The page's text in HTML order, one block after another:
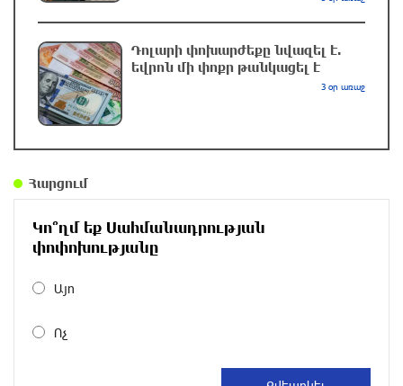
մեկ ժամ առաջ
Ինքնակամ կառույցները հաշվառելու
ընթացակարգում նոր փոփոխություններ
կկատարվեն. «Փաստ»
հետաքրքրու՞մ. «Փաստ»
Դոլարի փոխարժեքը նվազել է.
եվրոն մի փոքր թանկացել է
3 օր առաջ
Հարցում
Կո՞ղմ եք Սահմանադրության
փոփոխությանը
Այո
Ոչ